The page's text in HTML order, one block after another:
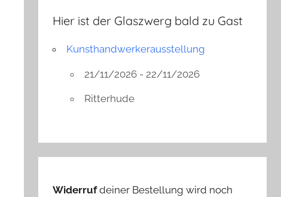
Hier ist der Glaszwerg bald zu Gast
Kunsthandwerkerausstellung
21/11/2026 - 22/11/2026
Ritterhude
Widerrufdeiner Bestellung wird noch